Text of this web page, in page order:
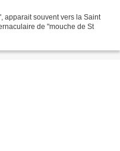
apparait souvent vers la Saint
de "mouche de St